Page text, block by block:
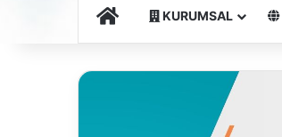
Ana SayfaKURUMSAL